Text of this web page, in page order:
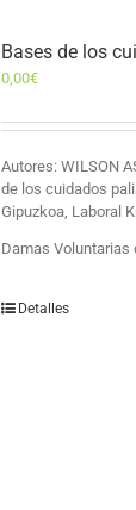
Bases de los
0,00€
Autores: WILSON
de los cuidados
Gipuzkoa, Laboral
Damas Voluntarias
Detalles